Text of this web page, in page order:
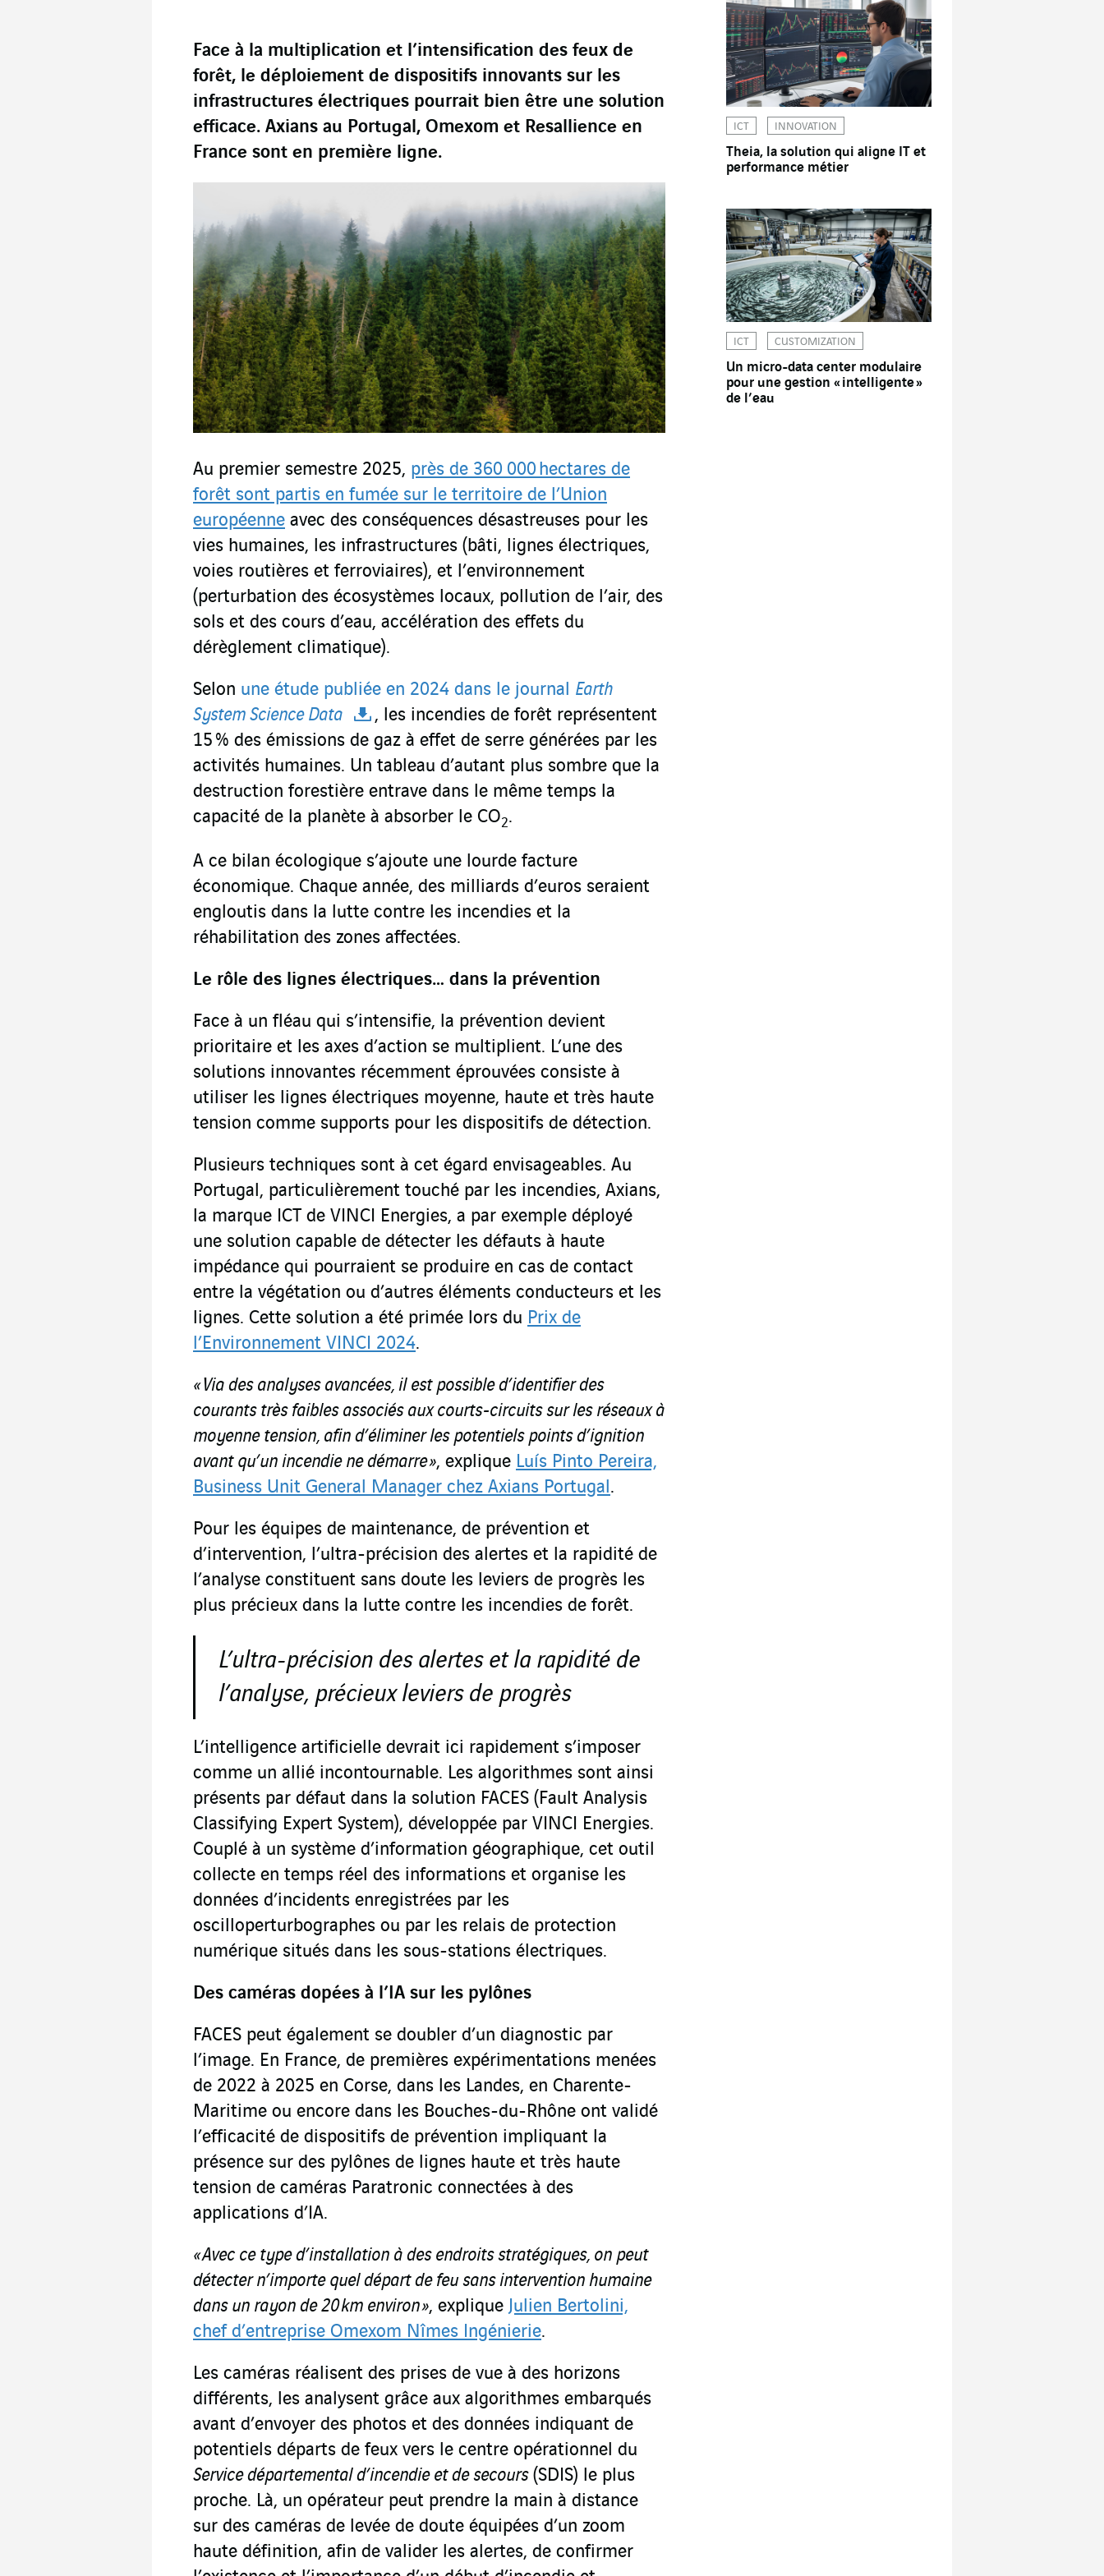
Face à la multiplication et l’intensification des feux de
forêt, le déploiement de dispositifs innovants sur les
infrastructures électriques pourrait bien être une solution
efficace. Axians au Portugal, Omexom et Resallience en
France sont en première ligne.
Au premier semestre 2025, près de 360 000 hectares de
forêt sont partis en fumée sur le territoire de l’Union
européenne avec des conséquences désastreuses pour les
vies humaines, les infrastructures (bâti, lignes électriques,
voies routières et ferroviaires), et l’environnement
(perturbation des écosystèmes locaux, pollution de l’air, des
sols et des cours d’eau, accélération des effets du
dérèglement climatique).
Selon une étude publiée en 2024 dans le journal Earth
System Science Data
, les incendies de forêt représentent
15 % des émissions de gaz à effet de serre générées par les
activités humaines. Un tableau d’autant plus sombre que la
destruction forestière entrave dans le même temps la
capacité de la planète à absorber le CO2.
A ce bilan écologique s’ajoute une lourde facture
économique. Chaque année, des milliards d’euros seraient
engloutis dans la lutte contre les incendies et la
réhabilitation des zones affectées.
Le rôle des lignes électriques… dans la prévention
Face à un fléau qui s’intensifie, la prévention devient
prioritaire et les axes d’action se multiplient. L’une des
solutions innovantes récemment éprouvées consiste à
utiliser les lignes électriques moyenne, haute et très haute
tension comme supports pour les dispositifs de détection.
Plusieurs techniques sont à cet égard envisageables. Au
Portugal, particulièrement touché par les incendies, Axians,
la marque ICT de VINCI Energies, a par exemple déployé
une solution capable de détecter les défauts à haute
impédance qui pourraient se produire en cas de contact
entre la végétation ou d’autres éléments conducteurs et les
lignes. Cette solution a été primée lors du Prix de
l’Environnement VINCI 2024.
« Via des analyses avancées, il est possible d’identifier des
courants très faibles associés aux courts-circuits sur les réseaux à
moyenne tension, afin d’éliminer les potentiels points d’ignition
avant qu’un incendie ne démarre », explique Luís Pinto Pereira,
Business Unit General Manager chez Axians Portugal.
Pour les équipes de maintenance, de prévention et
d’intervention, l’ultra-précision des alertes et la rapidité de
l’analyse constituent sans doute les leviers de progrès les
plus précieux dans la lutte contre les incendies de forêt.
L’ultra-précision des alertes et la rapidité de
l’analyse, précieux leviers de progrès
L’intelligence artificielle devrait ici rapidement s’imposer
comme un allié incontournable. Les algorithmes sont ainsi
présents par défaut dans la solution FACES (Fault Analysis
Classifying Expert System), développée par VINCI Energies.
Couplé à un système d’information géographique, cet outil
collecte en temps réel des informations et organise les
données d’incidents enregistrées par les
oscilloperturbographes ou par les relais de protection
numérique situés dans les sous-stations électriques.
Des caméras dopées à l’IA sur les pylônes
FACES peut également se doubler d’un diagnostic par
l’image. En France, de premières expérimentations menées
de 2022 à 2025 en Corse, dans les Landes, en Charente-
Maritime ou encore dans les Bouches-du-Rhône ont validé
l’efficacité de dispositifs de prévention impliquant la
présence sur des pylônes de lignes haute et très haute
tension de caméras Paratronic connectées à des
applications d’IA.
« Avec ce type d’installation à des endroits stratégiques, on peut
détecter n’importe quel départ de feu sans intervention humaine
dans un rayon de 20 km environ », explique Julien Bertolini,
chef d’entreprise Omexom Nîmes Ingénierie.
Les caméras réalisent des prises de vue à des horizons
différents, les analysent grâce aux algorithmes embarqués
avant d’envoyer des photos et des données indiquant de
potentiels départs de feux vers le centre opérationnel du
Service départemental d’incendie et de secours(SDIS) le plus
proche. Là, un opérateur peut prendre la main à distance
sur des caméras de levée de doute équipées d’un zoom
haute définition, afin de valider les alertes, de confirmer
ICT INNOVATION
Theia, la solution qui aligne IT et
performance métier
ICT CUSTOMIZATION
Un micro-data center modulaire
pour une gestion « intelligente »
de l’eau